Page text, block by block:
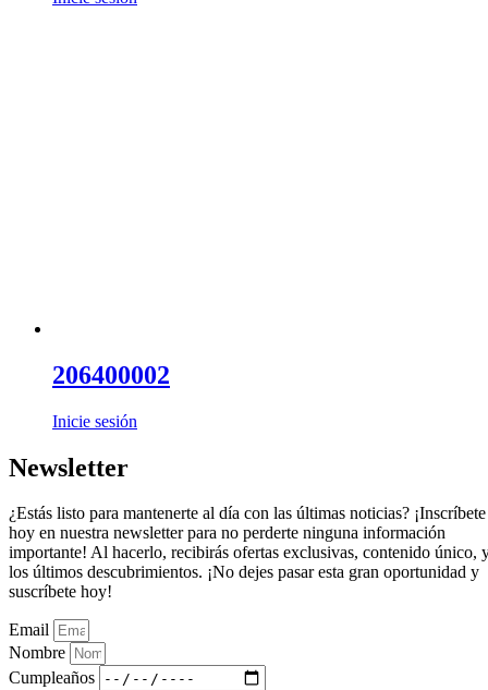
206400002
Inicie sesión
Newsletter
¿Estás listo para mantenerte al día con las últimas noticias? ¡Inscríbete
hoy en nuestra newsletter para no perderte ninguna información
importante! Al hacerlo, recibirás ofertas exclusivas, contenido único,
los últimos descubrimientos. ¡No dejes pasar esta gran oportunidad y
suscríbete hoy!
Email
Nombre
Cumpleaños